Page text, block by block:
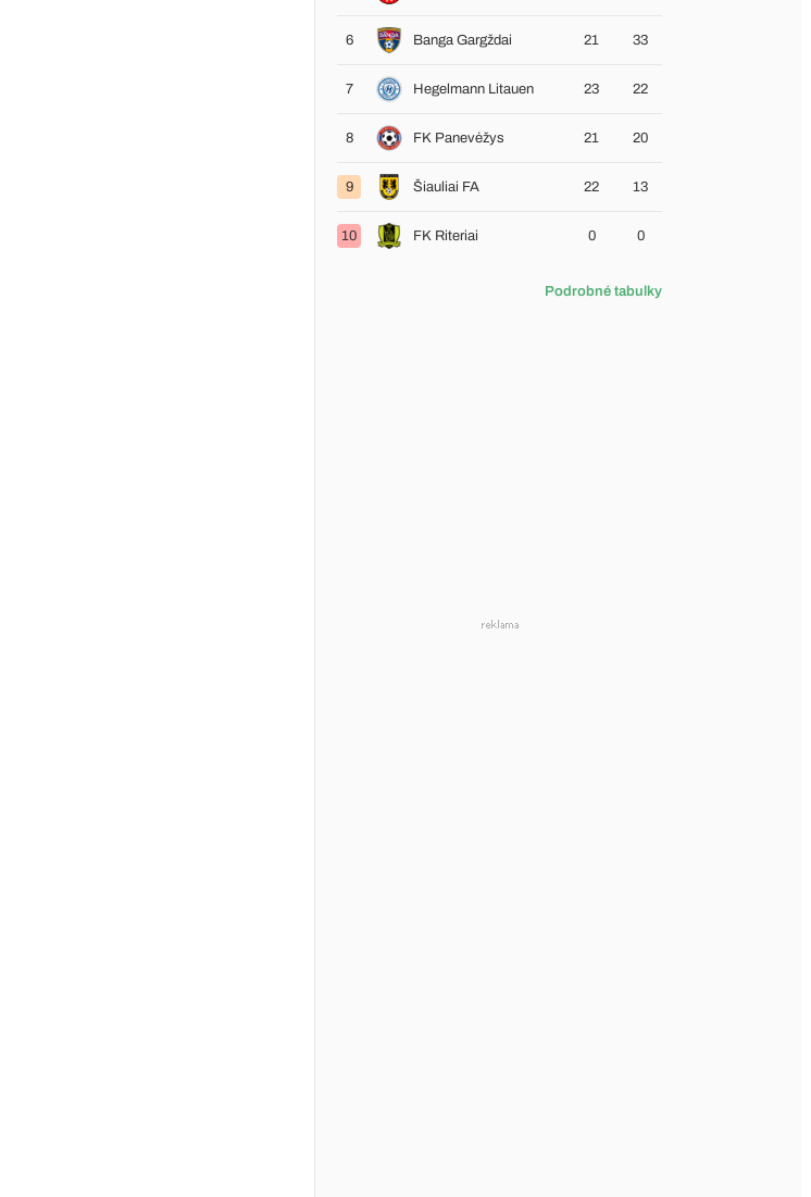
6 Banga Gargždai 21 33
7 Hegelmann Litauen 23 22
8 FK Panevėžys 21 20
9 Šiauliai FA 22 13
10 FK Riteriai 0 0
Podrobné tabulky